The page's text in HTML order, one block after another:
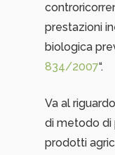
prestazioni
biologica
834/2007“.
Va al
di metodo di
prodotti